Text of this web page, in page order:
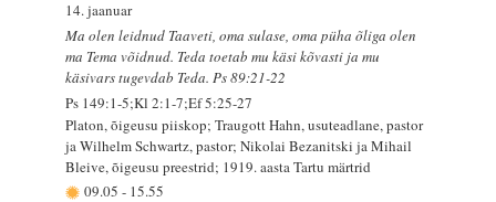
14. jaanuar
Ma olen leidnud Taaveti, oma sulase, oma püha õliga olen
ma Tema võidnud. Teda toetab mu käsi kõvasti ja mu
käsivars tugevdab Teda. Ps 89:21-22
Ps 149:1-5;Kl 2:1-7;Ef 5:25-27
Platon, õigeusu piiskop; Traugott Hahn, usuteadlane, pastor
ja Wilhelm Schwartz, pastor; Nikolai Bezanitski ja Mihail
Bleive, õigeusu preestrid; 1919. aasta Tartu märtrid
09.05- 15.55